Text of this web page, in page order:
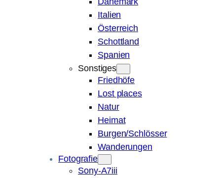
Italien
Österreich
Schottland
Spanien
Sonstiges
Friedhöfe
Lost places
Natur
Heimat
Burgen/Schlösser
Wanderungen
Fotografie
Sony-A7iii